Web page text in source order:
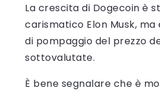
La crescita di Dogecoin è
carismatico Elon Musk,
di pompaggio del prezzo
sottovalutate.
È bene segnalare che è